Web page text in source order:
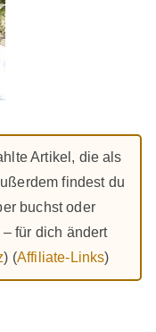
Artikel, die als
findest du
buchst oder
für dich ändert
) (Affiliate-Links)